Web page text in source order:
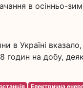
в осінньо-
в Україні
годин на добу,
Електрична